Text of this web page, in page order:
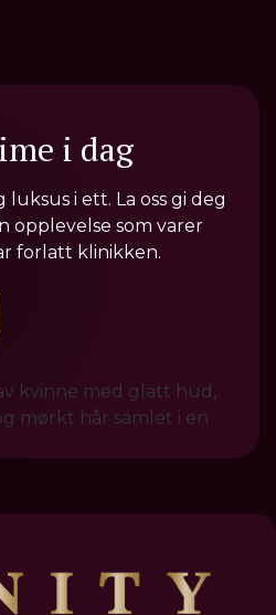
i dag
i ett. La oss gi deg
opplevelse som varer
forlatt klinikken.